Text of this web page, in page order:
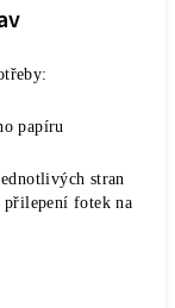
papíru
stran
přilepení fotek na